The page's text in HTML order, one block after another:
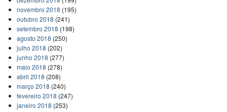
novembro 2018 (195)
outubro 2018 (241)
setembro 2018 (198)
agosto 2018 (250)
julho 2018 (202)
junho 2018 (277)
maio 2018 (278)
abril 2018 (208)
março 2018 (240)
fevereiro 2018 (247)
janeiro 2018 (253)